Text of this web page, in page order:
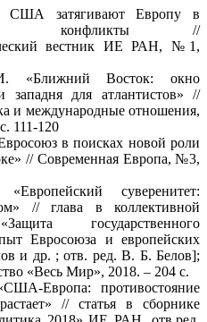
затягивают Европу в
конфликты //
вестник ИЕ РАН, №1,
Восток: окно
западня для атлантистов» //
и международные отношения,
111-120
в поисках новой роли
// Современная Европа, №3,
суверенитет:
// глава в коллективной
государственного
Евросоюза и европейских
и др. ; отв. ред. В. Б. Белов];
«Весь Мир», 2018. – 204 с.
Европа: противостояние
// статья в сборнике